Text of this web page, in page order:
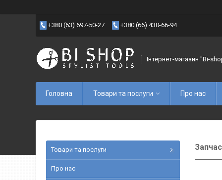
+380 (63) 697-50-27 +380 (66) 430-66-94
Інтернет-магазин "Bi-
Головна Товари та послуги Про нас
Товари та послуги
Про нас